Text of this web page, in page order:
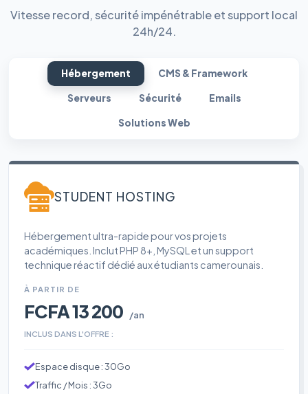
Vitesse record, sécurité impénétrable et support local
24h/24.
Hébergement CMS & Framework
Serveurs Sécurité Emails
Solutions Web
STUDENT HOSTING
Hébergement ultra-rapide pour vos projets
académiques. Inclut PHP 8+, MySQL et un support
technique réactif dédié aux étudiants camerounais.
À PARTIR DE
FCFA 13 200 /an
INCLUS DANS L'OFFRE :
Espace disque : 30Go
Traffic / Mois : 3Go